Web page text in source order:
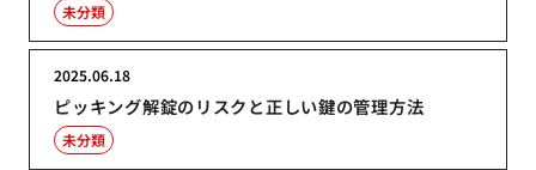
未分類
ピッキング解錠のリスクと正しい鍵の管理方法
2025.06.18
未分類